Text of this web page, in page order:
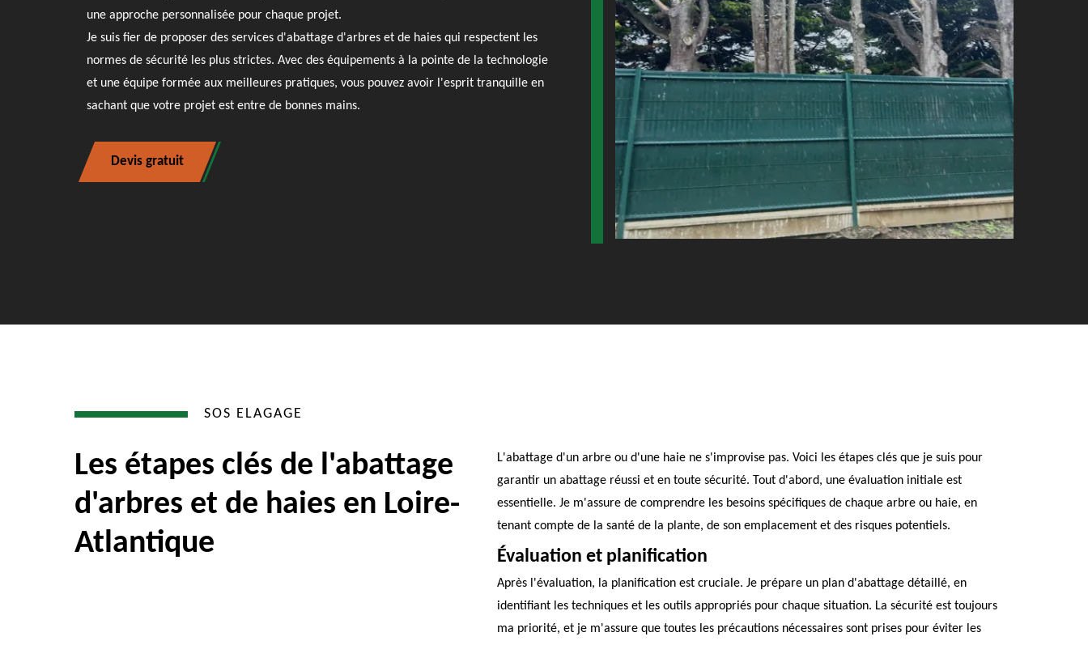
une approche personnalisée pour chaque projet.
Je suis fier de proposer des services d'abattage d'arbres et de haies qui respectent les
normes de sécurité les plus strictes. Avec des équipements à la pointe de la technologie
et une équipe formée aux meilleures pratiques, vous pouvez avoir l'esprit tranquille en
sachant que votre projet est entre de bonnes mains.
Devis gratuit
SOS ELAGAGE
Les étapes clés de l'abattage
d'arbres et de haies en Loire-
Atlantique
L'abattage d'un arbre ou d'une haie ne s'improvise pas. Voici les étapes clés que je suis pour
garantir un abattage réussi et en toute sécurité. Tout d'abord, une évaluation initiale est
essentielle. Je m'assure de comprendre les besoins spécifiques de chaque arbre ou haie, en
tenant compte de la santé de la plante, de son emplacement et des risques potentiels.
Évaluation et planification
Après l'évaluation, la planification est cruciale. Je prépare un plan d'abattage détaillé, en
identifiant les techniques et les outils appropriés pour chaque situation. La sécurité est toujours
ma priorité, et je m'assure que toutes les précautions nécessaires sont prises pour éviter les